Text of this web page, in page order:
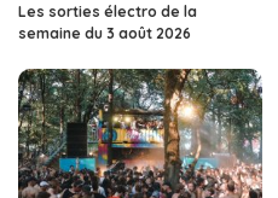
Les sorties électro de la
semaine du 3 août 2026